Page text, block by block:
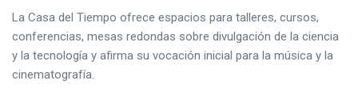
La Casa del Tiempo ofrece espacios para talleres, cursos,
conferencias, mesas redondas sobre divulgación de la ciencia
y la tecnología y afirma su vocación inicial para la música y la
cinematografía.